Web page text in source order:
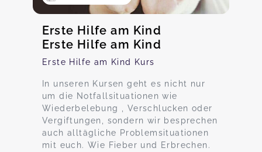
Erste Hilfe am Kind
Erste Hilfe am Kind
Erste Hilfe am Kind Kurs
In unseren Kursen geht es nicht nur
um die Notfallsituationen wie
Wiederbelebung , Verschlucken oder
Vergiftungen, sondern wir besprechen
auch alltägliche Problemsituationen
mit euch. Wie Fieber und Erbrechen.